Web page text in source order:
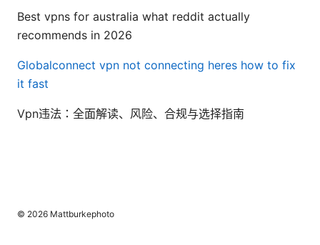
Best vpns for australia what reddit actually
recommends in 2026
Globalconnect vpn not connecting heres how to fix
it fast
Vpn违法：全面解读、风险、合规与选择指南
© 2026 Mattburkephoto